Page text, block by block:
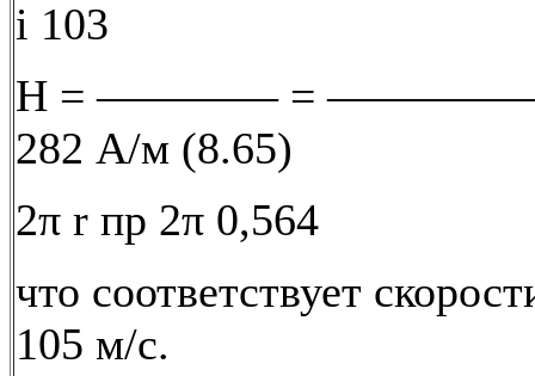
i 103
Н = ———— =
282 А/м (8.65)
2π r пр 2π 0,564
что соответствует
105 м/с.